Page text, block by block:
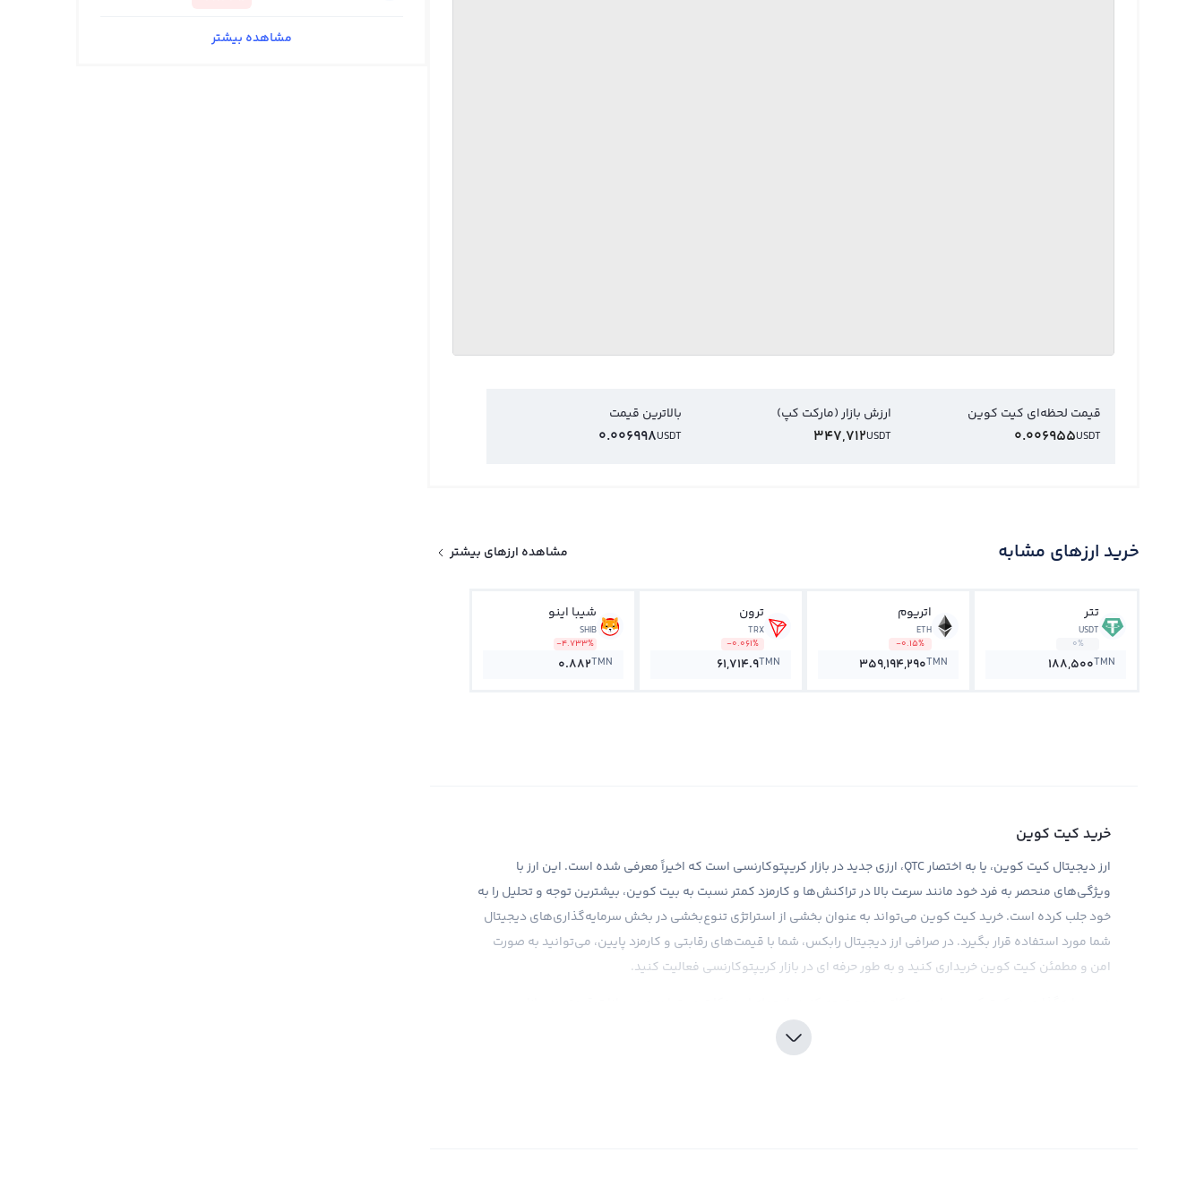
قیمت لحظه‌ای کیت کوین
USDT
0.006955
ارزش بازار (مارکت کپ)
USDT
347,712
بالاترین قیمت
USDT
0.006998
خرید ارزهای مشابه مشاهده ارزهای بیشتر
تتر
USDT
0%
188,500TMN
اتریوم
ETH
-0.15%
359,194,290TMN
ترون
TRX
-0.061%
61,714.9TMN
شیبا اینو
SHIB
-4.733%
0.882TMN
خرید کیت کوین
ارز دیجیتال کیت کوین، یا به اختصار QTC، ارزی جدید در بازار کریپتوکارنسی است که اخیراً معرفی شده است. این ارز با
ویژگی‌های منحصر به فرد خود مانند سرعت بالا در تراکنش‌ها و کارمزد کمتر نسبت به بیت کوین، بیشترین توجه و تحلیل را به
خود جلب کرده است. خرید کیت کوین می‌تواند به عنوان بخشی از استراتژی تنوع‌بخشی در بخش سرمایه‌گذاری‌های دیجیتال
شما مورد استفاده قرار بگیرد. در صرافی ارز دیجیتال رابکس، شما با قیمت‌های رقابتی و کارمزد پایین، می‌توانید به صورت
امن و مطمئن کیت کوین خریداری کنید و به طور حرفه ای در بازار کریپتوکارنسی فعالیت کنید.
کریپتوکارنسی، نیاز به تحقیق و بررسی بازار در حداقل زمان ممکن، و اطلاعات دقیق و به‌روز بازار اشاره کرد. صرافی رابکس به
عنوان یکی از صرافی‌های برتر ایران، با ارایه امکاناتی مانند آمار و تحلیل بازار، گزارش‌های روزانه و دسترسی به اطلاعات بازار،
مشاهده بیشتر